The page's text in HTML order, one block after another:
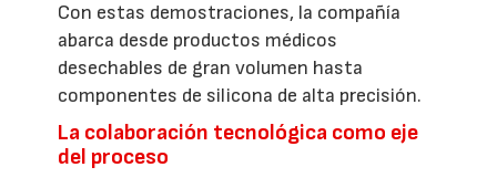
Con estas demostraciones, la compañía
abarca desde productos médicos
desechables de gran volumen hasta
componentes de silicona de alta precisión.
La colaboración tecnológica como eje
del proceso